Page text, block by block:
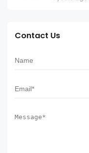
Contact Us